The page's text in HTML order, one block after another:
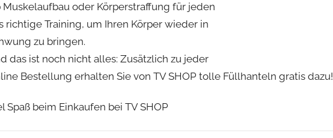
Muskelaufbau oder Körperstraffung für jeden
richtige Training, um Ihren Körper wieder in
zu bringen.
das ist noch nicht alles: Zusätzlich zu jeder
Bestellung erhalten Sie von TV SHOP tolle Füllhanteln gratis dazu!
Spaß beim Einkaufen bei TV SHOP